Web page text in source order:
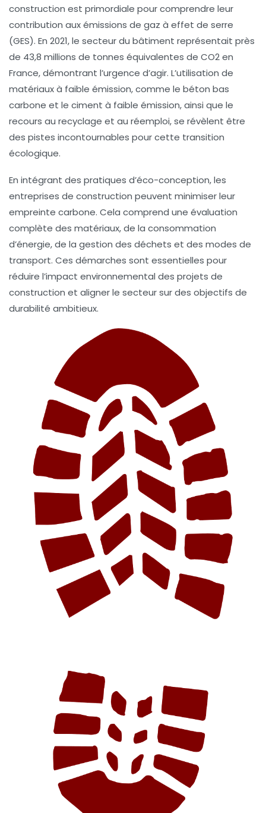
construction est primordiale pour comprendre leur
contribution auxémissions de gaz à effet de serre
(GES). En 2021, le secteur du bâtiment représentait près
de 43,8 millions de tonnes équivalentes de CO2en
France, démontrant l’urgence d’agir. L’utilisation de
matériaux à faible émission, comme le béton bas
carbone et le ciment à faible émission, ainsi que le
recours au recyclage et au réemploi, se révèlent être
des pistes incontournables pour cette transition
écologique.
En intégrant des pratiques d’éco-conception, les
entreprises de construction peuvent minimiser leur
empreinte carbone. Cela comprend une évaluation
complète des matériaux, de la consommation
d’énergie, de la gestion des déchets et des modes de
transport. Ces démarches sont essentielles pour
réduire l’impact environnemental des projets de
construction et aligner le secteur sur des objectifs de
durabilité ambitieux.